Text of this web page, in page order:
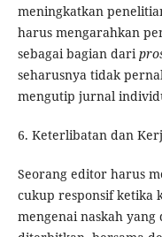
meningkatkan
harus mengarahkan
sebagai bagian dari
seharusnya tidak
mengutip jurnal
6. Keterlibatan dan
Seorang editor harus
cukup responsif ketika
mengenai naskah